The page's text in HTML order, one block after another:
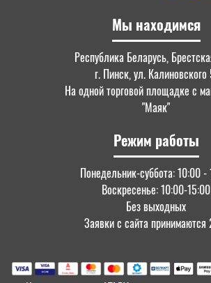
Мы находимся
Республика Беларусь,
г. Пинск, ул. Калиновского
На одной торговой площадке с
"Маяк"
Режим работы
Понедельник-суббота: 10:00 -
Воскресенье: 10:00-15:00
Без выходных
Заявки с сайта